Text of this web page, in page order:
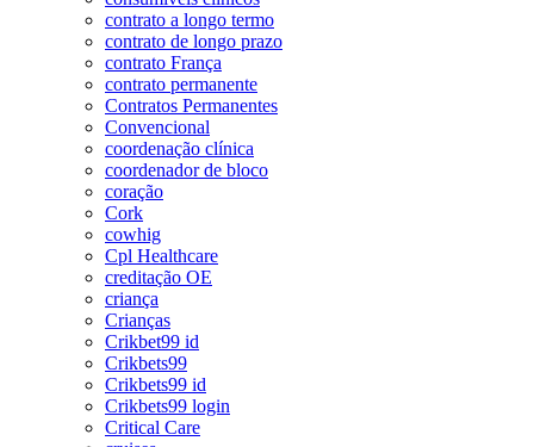
contrato a longo termo
contrato de longo prazo
contrato França
contrato permanente
Contratos Permanentes
Convencional
coordenação clínica
coordenador de bloco
coração
Cork
cowhig
Cpl Healthcare
creditação OE
criança
Crianças
Crikbet99 id
Crikbets99
Crikbets99 id
Crikbets99 login
Critical Care